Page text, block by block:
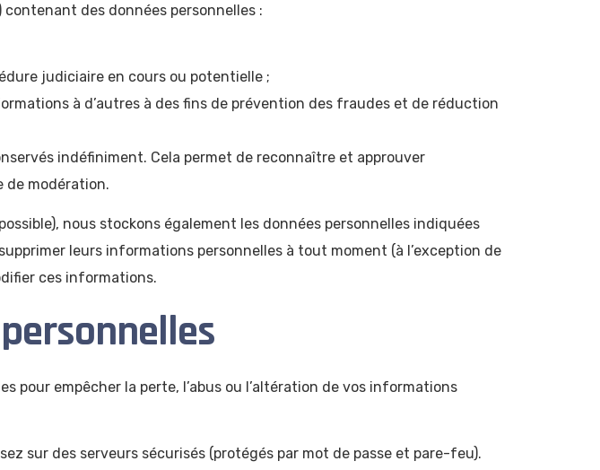
des données personnelles :
judiciaire en cours ou potentielle ;
à d’autres à des fins de prévention des fraudes et de réduction
indéfiniment. Cela permet de reconnaître et approuver
de modération.
nous stockons également les données personnelles indiquées
leurs informations personnelles à tout moment (à l’exception de
ces informations.
pour empêcher la perte, l’abus ou l’altération de vos informations
sur des serveurs sécurisés (protégés par mot de passe et pare-feu).